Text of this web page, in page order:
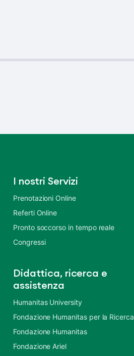
I nostri Servizi
Prenotazioni Online
Referti Online
Pronto soccorso in tempo reale
Congressi
Didattica, ricerca e
assistenza
Humanitas University
Fondazione Humanitas per la Ricerca
Fondazione Humanitas
Fondazione Ariel